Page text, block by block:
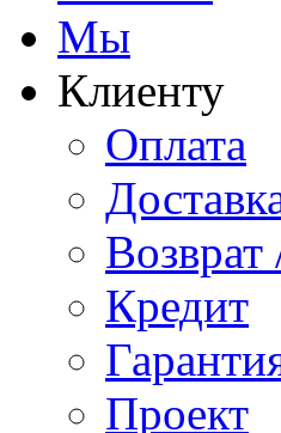
Мы
Клиенту
Оплата
Кредит
Проект